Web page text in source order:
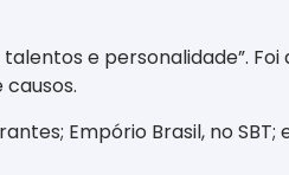
e personalidade”.
Empório Brasil, no